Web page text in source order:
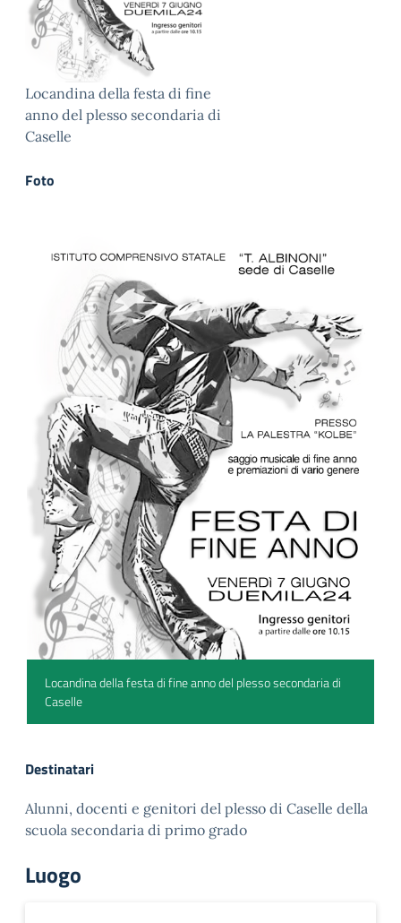
Locandina della festa di fine
anno del plesso secondaria di
Caselle
Foto
Locandina della festa di fine anno del plesso secondaria di
Caselle
Destinatari
Alunni, docenti e genitori del plesso di Caselle della
scuola secondaria di primo grado
Luogo